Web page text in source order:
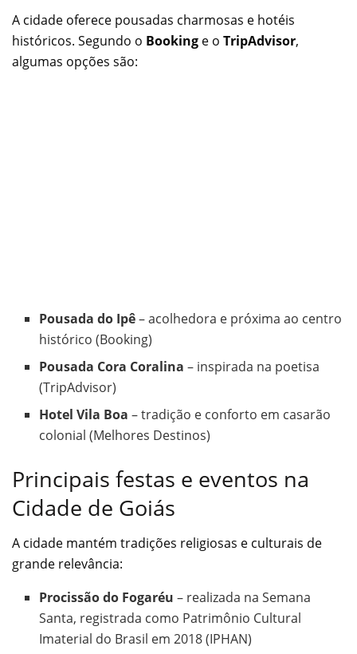
A cidade oferece pousadas charmosas e hotéis
históricos. Segundo o Booking e o TripAdvisor,
algumas opções são:
Pousada do Ipê– acolhedora e próxima ao centro
histórico (Booking)
Pousada Cora Coralina – inspirada na poetisa
(TripAdvisor)
Hotel Vila Boa – tradição e conforto em casarão
colonial (Melhores Destinos)
Principais festas e eventos na
Cidade de Goiás
A cidade mantém tradições religiosas e culturais de
grande relevância:
Procissão do Fogaréu – realizada na Semana
Santa, registrada como Patrimônio Cultural
Imaterial do Brasil em 2018 (IPHAN)